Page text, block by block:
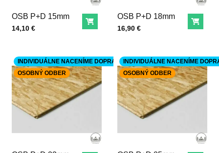
OSB P+D 15mm
Cena s DPH
14,10 € Do košíka
OSB P+D 18mm
Cena s DPH
16,90 € Do
INDIVIDUÁLNE NACENÍME DOPRAVU
OSOBNÝ ODBER
INDIVIDUÁLNE NACENÍME
OSOBNÝ ODBER